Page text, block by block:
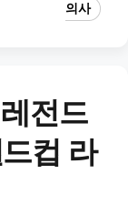
의사
전드
컵 라